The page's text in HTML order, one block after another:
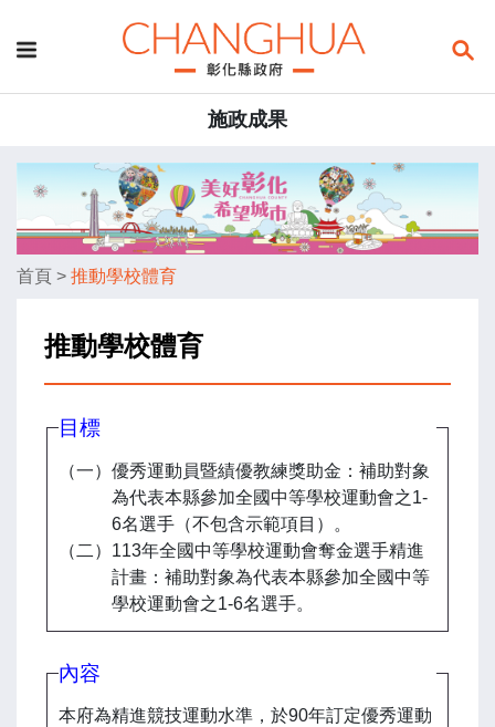
施政成果
首頁 > 推動學校體育
推動學校體育
目標
（一）優秀運動員暨績優教練獎助金：補助對象
為代表本縣參加全國中等學校運動會之1-
6名選手（不包含示範項目）。
（二）113年全國中等學校運動會奪金選手精進
計畫：補助對象為代表本縣參加全國中等
學校運動會之1-6名選手。
內容
本府為精進競技運動水準，於90年訂定優秀運動